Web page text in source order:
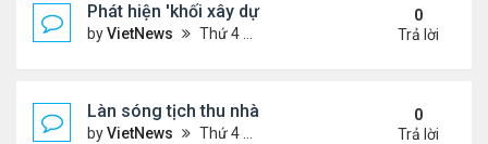
Phát hiện 'khối xây dựng sự sống' lạnh nhất vũ trụ
byVietNews Thứ 4 Tháng 1 25, 2023 4:26 pm
0
Trả lời
Làn sóng tịch thu nhà
byVietNews Thứ 4 Tháng 1 25, 2023 3:27 pm
0
Trả lời